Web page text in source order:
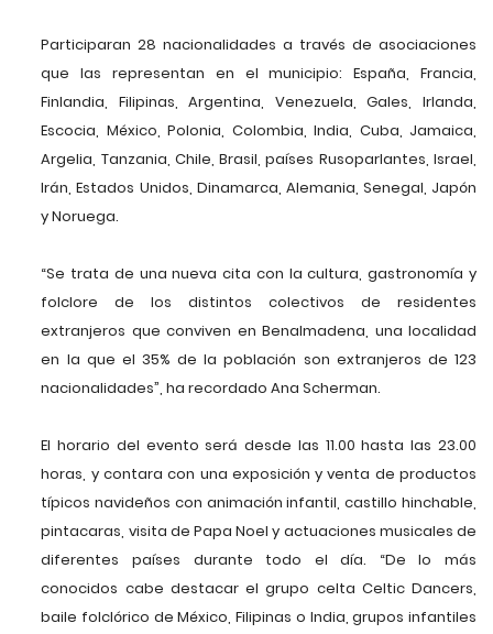
Participaran 28 nacionalidades a través de asociaciones
que las representan en el municipio: España, Francia,
Finlandia, Filipinas, Argentina, Venezuela, Gales, Irlanda,
Escocia, México, Polonia, Colombia, India, Cuba, Jamaica,
Argelia, Tanzania, Chile, Brasil, países Rusoparlantes, Israel,
Irán, Estados Unidos, Dinamarca, Alemania, Senegal, Japón
y Noruega.
“Se trata de una nueva cita con la cultura, gastronomía y
folclore de los distintos colectivos de residentes
extranjeros que conviven en Benalmadena, una localidad
en la que el 35% de la población son extranjeros de 123
nacionalidades”, ha recordado Ana Scherman.
El horario del evento será desde las 11.00 hasta las 23.00
horas, y contara con una exposición y venta de productos
típicos navideños con animación infantil, castillo hinchable,
pintacaras, visita de Papa Noel y actuaciones musicales de
diferentes países durante todo el día. “De lo más
conocidos cabe destacar el grupo celta Celtic Dancers,
baile folclórico de México, Filipinas o India, grupos infantiles